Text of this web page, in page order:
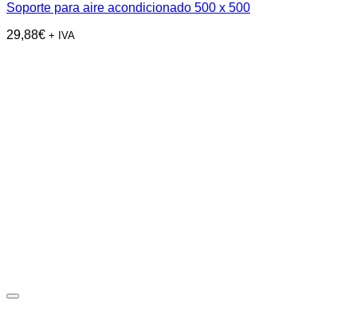
Soporte para aire acondicionado 500 x 500
29,88€ + IVA